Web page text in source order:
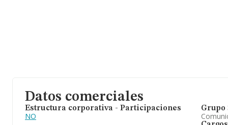
Datos comerciales
Estructura corporativa - Participaciones
NO
Grupo